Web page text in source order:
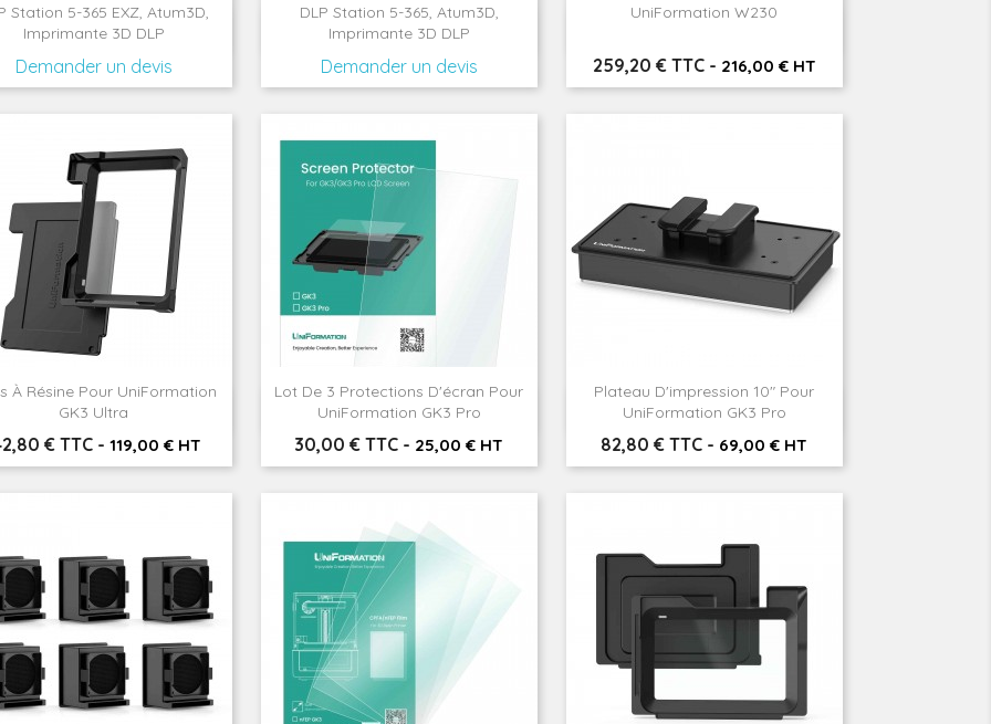
Station 5-365 EXZ, Atum3D,
Imprimante 3D DLP
Demander un devis
Aperçu rapide
DLP Station 5-365, Atum3D,
Imprimante 3D DLP
Demander un devis
Aperçu rapide
UniFormation W230
Prix
259,20 € TTC - 216,00 € HT
À Résine Pour UniFormation
GK3 Ultra
€ TTC - 119,00 € HT
Aperçu rapide
Lot De 3 Protections D'écran Pour
UniFormation GK3 Pro
Prix
30,00 € TTC - 25,00 € HT
Aperçu rapide
Plateau D'impression 10" Pour
UniFormation GK3 Pro
Prix
82,80 € TTC - 69,00 € HT
Aperçu rapide